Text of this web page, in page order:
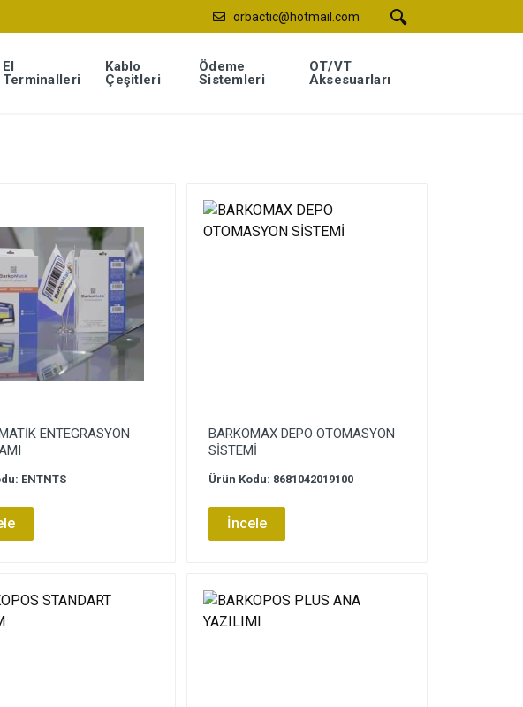
orbactic@hotmail.com
El
Terminalleri
Kablo
Çeşitleri
Ödeme
Sistemleri
OT/VT
Aksesuarları
ENTEGRASYON
ENTNTS
BARKOMAX DEPO OTOMASYON
SİSTEMİ
Ürün Kodu: 8681042019100
İncele